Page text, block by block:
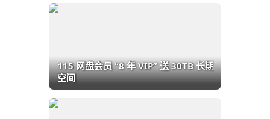
115 网盘会员 “8 年 VIP” 送 30TB 长期
空间